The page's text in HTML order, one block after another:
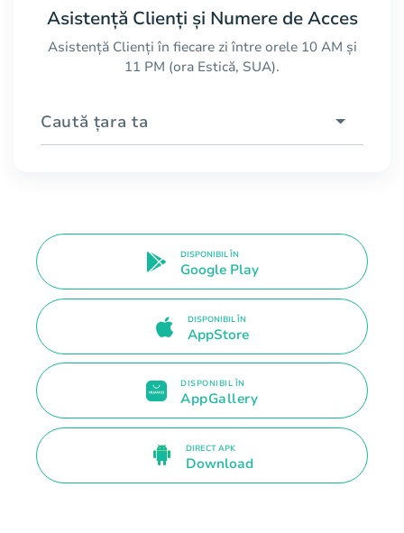
Asistență Clienți și Numere de Acces
Asistență Clienți în fiecare zi între orele 10 AM și
11 PM (ora Estică, SUA).
Caută țara ta
DISPONIBIL ÎN
Google Play
DISPONIBIL ÎN
AppStore
DISPONIBIL ÎN
AppGallery
DIRECT APK
Download